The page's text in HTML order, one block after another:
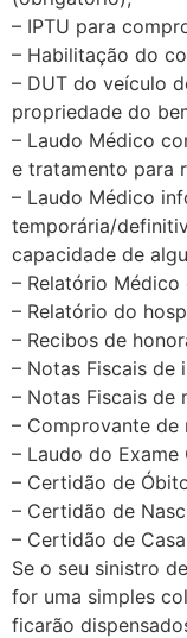
– IPTU para
– Habilitação do
– DUT do veículo
propriedade do
– Laudo Médico
e tratamento para
– Laudo Médico
temporária/
capacidade de
– Relatório
– Relatório do
– Recibos de
– Notas Fiscais de
– Notas Fiscais de
– Comprovante de
– Laudo do
– Certidão de
– Certidão de
– Certidão de
Se o seu sinistro
for uma simples
ficarão